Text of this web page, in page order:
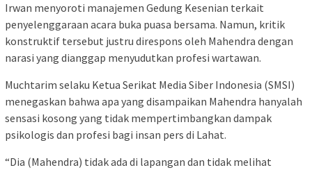
Irwan menyoroti manajemen Gedung Kesenian terkait
penyelenggaraan acara buka puasa bersama. Namun, kritik
konstruktif tersebut justru direspons oleh Mahendra dengan
narasi yang dianggap menyudutkan profesi wartawan.
Muchtarim selaku Ketua Serikat Media Siber Indonesia (SMSI)
menegaskan bahwa apa yang disampaikan Mahendra hanyalah
sensasi kosong yang tidak mempertimbangkan dampak
psikologis dan profesi bagi insan pers di Lahat.
“Dia (Mahendra) tidak ada di lapangan dan tidak melihat